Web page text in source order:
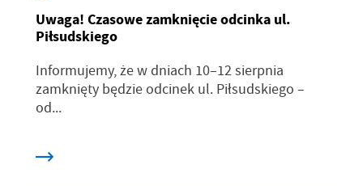
Uwaga! Czasowe zamknięcie odcinka ul.
Piłsudskiego
Informujemy, że w dniach 10–12 sierpnia
zamknięty będzie odcinek ul. Piłsudskiego –
od...